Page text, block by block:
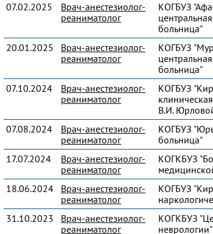
07.02.2025
Врач-анестезиолог-
реаниматолог
КОГБУЗ
больница"
20.01.2025
Врач-анестезиолог-
реаниматолог
КОГБУЗ
больница"
07.10.2024
Врач-анестезиолог-
реаниматолог
КОГБУЗ
В.И.
07.08.2024
Врач-анестезиолог-
реаниматолог
КОГБУЗ
больница"
17.07.2024
Врач-анестезиолог-
реаниматолог
КОГКБУЗ
18.06.2024
Врач-анестезиолог-
реаниматолог
КОГБУЗ
31.10.2023
Врач-анестезиолог-
реаниматолог
КОГКБУЗ
неврологии"